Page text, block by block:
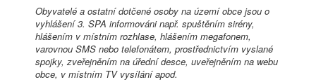
Obyvatelé a ostatní dotčené osoby na území obce jsou o
vyhlášení 3. SPA informováni např. spuštěním sirény,
hlášením v místním rozhlase, hlášením megafonem,
varovnou SMS nebo telefonátem, prostřednictvím vyslané
spojky, zveřejněním na úřední desce, uveřejněním na webu
obce, v místním TV vysílání apod.